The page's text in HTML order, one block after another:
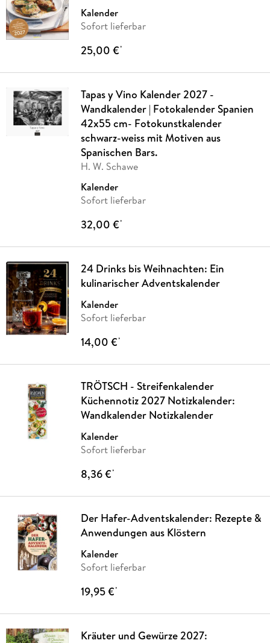
Kalender
Sofort lieferbar
25,00 €*
Tapas y Vino Kalender 2027 -
Wandkalender | Fotokalender Spanien
42x55 cm- Fotokunstkalender
schwarz-weiss mit Motiven aus
Spanischen Bars.
H. W. Schawe
Kalender
Sofort lieferbar
32,00 €*
24 Drinks bis Weihnachten: Ein
kulinarischer Adventskalender
Kalender
Sofort lieferbar
14,00 €*
TRÖTSCH - Streifenkalender
Küchennotiz 2027 Notizkalender:
Wandkalender Notizkalender
Kalender
Sofort lieferbar
8,36 €*
Der Hafer-Adventskalender: Rezepte &
Anwendungen aus Klöstern
Kalender
Sofort lieferbar
19,95 €*
Kräuter und Gewürze 2027: